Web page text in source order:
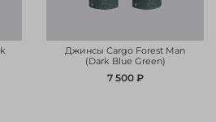
Джинсы Cargo Forest Man
(Dark Blue Green)
7 500 ₽